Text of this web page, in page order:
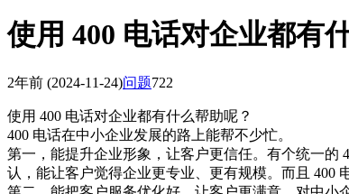
使用 400 电话对企业都有
2年前 (2024-11-24)问题722
使用 400 电话对企业都有什么帮助呢？
400 电话在中小企业发展的路上能帮不少忙。
第一，能提升企业形象，让客户更信任。有个统一的
认，能让客户觉得企业更专业、更有规模。而且 400